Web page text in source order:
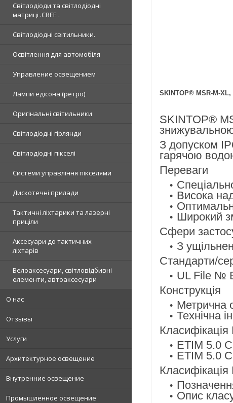
Світлодіоди та світлодіодні
матриці .CREE .
Світлодіодні світильники.
Освітлення для автомобіля
Управление освещением
Лампи едісона (ретро)
Оригінальні світильники
Світлодіодні гірлянди
Світлодіодні пікселі
Системи управління пікселями
Дискотечні прилади
Тактичні ліхтарики та лазерні
приціли
Аксесуари до тактичних
ліхтарів
Велоаксесуари, світловідбивні
елементи, автоаксесуари
О нас
Отзывы
Услуги
Архитектурное освещение
Внутренние освещение
Промышленное освещение
SKINTOP® MSR-M-XL,
SKINTOP®
З допуском
гарячою
Переваги
Висока
Широкий
Сфери
З
Стандарти/
UL File №
Конструкція
Метрична
Технічна
ETIM 5.0
ETIM 5.0
Опис